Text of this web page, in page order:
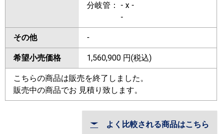
分岐管： - x -
-
その他 -
希望小売価格 1,560,900 円(税込)
こちらの商品は販売を終了しました。
販売中の商品でお 見積り致します。
よく比較される商品はこちら